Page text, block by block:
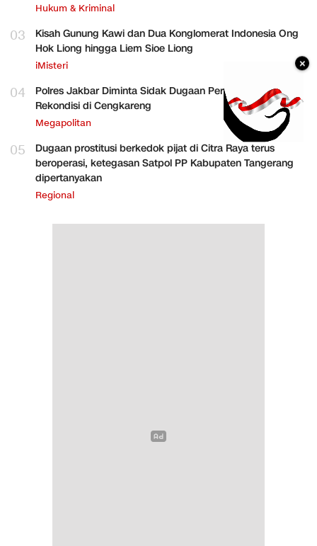
Hukum & Kriminal
03
Kisah Gunung Kawi dan Dua Konglomerat Indonesia Ong
Hok Liong hingga Liem Sioe Liong
iMisteri
04
Polres Jakbar Diminta Sidak Dugaan Perakitan HP
Rekondisi di Cengkareng
Megapolitan
05
Dugaan prostitusi berkedok pijat di Citra Raya terus
beroperasi, ketegasan Satpol PP Kabupaten Tangerang
dipertanyakan
Regional
×